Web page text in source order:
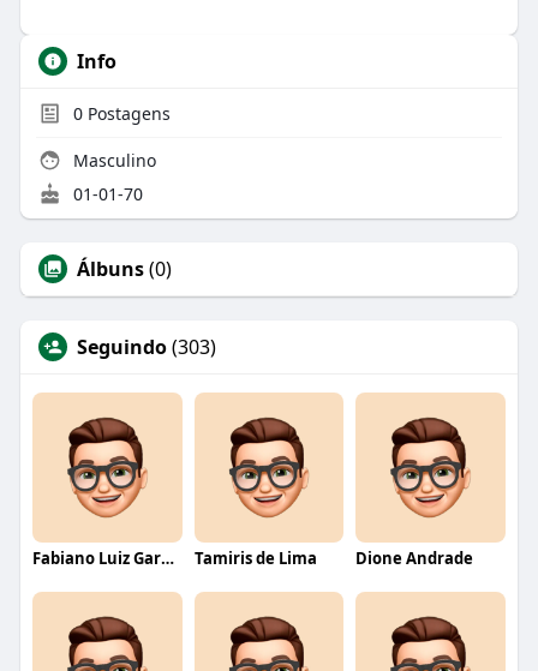
Info
0Postagens
Masculino
01-01-70
Álbuns(0)
Seguindo(303)
Fabiano Luiz Garcia Tamiris de Lima Dione Andrade